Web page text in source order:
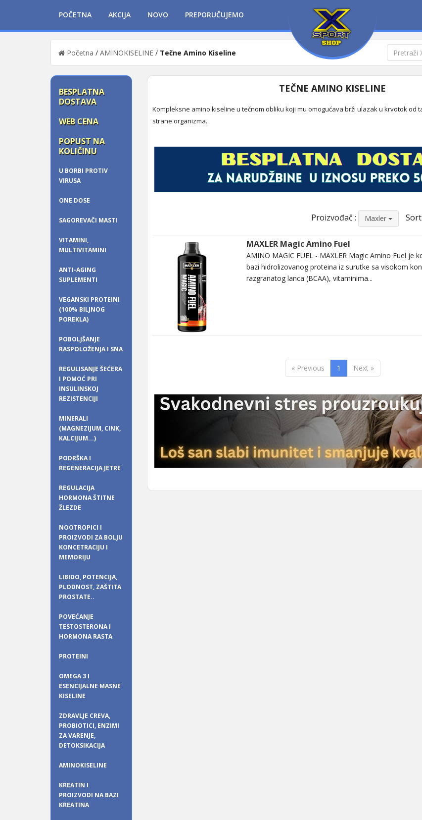
POČETNA AKCIJA NOVO PREPORUČUJEMO
Početna / AMINOKISELINE / Tečne Amino Kiseline
BESPLATNA
DOSTAVA
WEB CENA
POPUST NA
KOLIČINU
U BORBI PROTIV
VIRUSA
ONE DOSE
SAGOREVAČI MASTI
VITAMINI,
MULTIVITAMINI
ANTI-AGING
SUPLEMENTI
VEGANSKI PROTEINI
(100% BILJNOG
POREKLA)
POBOLJŠANJE
RASPOLOŽENJA I SNA
REGULISANJE ŠEĆERA
I POMOĆ PRI
INSULINSKOJ
REZISTENCIJI
MINERALI
(MAGNEZIJUM, CINK,
KALCIJUM...)
PODRŠKA I
REGENERACIJA JETRE
REGULACIJA
HORMONA ŠTITNE
ŽLEZDE
NOOTROPICI I
PROIZVODI ZA BOLJU
KONCETRACIJU I
MEMORIJU
LIBIDO, POTENCIJA,
PLODNOST, ZAŠTITA
PROSTATE..
POVEĆANJE
TESTOSTERONA I
HORMONA RASTA
PROTEINI
OMEGA 3 I
ESENCIJALNE MASNE
KISELINE
ZDRAVLJE CREVA,
PROBIOTICI, ENZIMI
ZA VARENJE,
DETOKSIKACIJA
AMINOKISELINE
KREATIN I
PROIZVODI NA BAZI
KREATINA
TEČNE AMINO KISELINE
Kompleksne amino kiseline u tečnom obliku koji mu omogućava brži ulazak u krvotok od
strane organizma.
Proizvođač : Maxler
MAXLER Magic Amino Fuel
AMINO MAGIC FUEL - MAXLER Magic Amino Fuel je
bazi hidrolizovanog proteina iz surutke sa visokom
razgranatog lanca (BCAA), vitaminima...
« Previous 1 Next »